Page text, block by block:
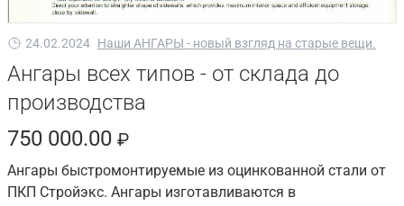
24.02.2024 Наши АНГАРЫ - новый взгляд на старые вещи.
Ангары всех типов - от склада до
производства
750 000.00 ₽
Ангары быстромонтируемые из оцинкованной стали от
ПКП Стройэкс. Ангары изготавливаются в